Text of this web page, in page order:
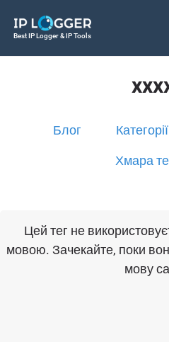
Best IP Logger & IP Tools
Блог Категорії
Хмара